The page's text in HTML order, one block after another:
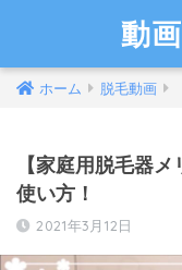
動
ホーム 脱毛動画
【家庭用脱毛器
使い方！
2021年3月12日